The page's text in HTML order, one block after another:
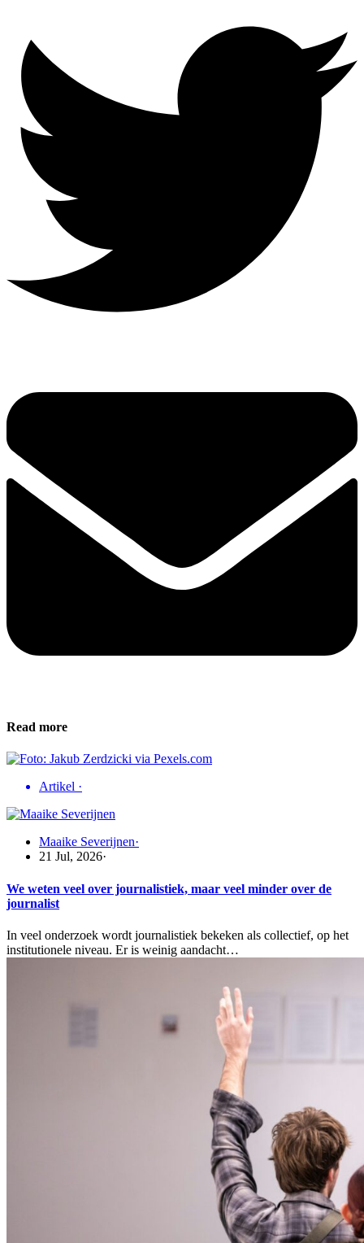
Read more
Artikel ·
Maaike Severijnen·
21 Jul, 2026·
We weten veel over journalistiek, maar veel minder over de
journalist
In veel onderzoek wordt journalistiek bekeken als collectief, op het
institutionele niveau. Er is weinig aandacht…